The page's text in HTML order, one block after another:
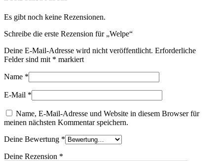
Es gibt noch keine Rezensionen.
Schreibe die erste Rezension für „Welpe“
Deine E-Mail-Adresse wird nicht veröffentlicht. Erforderliche
Felder sind mit * markiert
Name *
E-Mail *
Name, E-Mail-Adresse und Website in diesem Browser für
meinen nächsten Kommentar speichern.
Deine Bewertung *
Deine Rezension *